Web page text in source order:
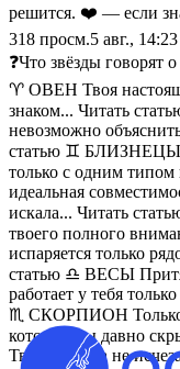
решится. ❤️ — если
318 просм.5 авг., 14:23
❓Что звёзды говорят
♈ ОВЕН Твоя
знаком... Читать
невозможно
статью ♊ БЛИЗНЕЦЫ
только с одним типом
идеальная
искала... Читать
твоего полного
испаряется только
статью ♎ ВЕСЫ
работает у тебя
♏ СКОРПИОН Только
которую ты давно
Твоя свобода не